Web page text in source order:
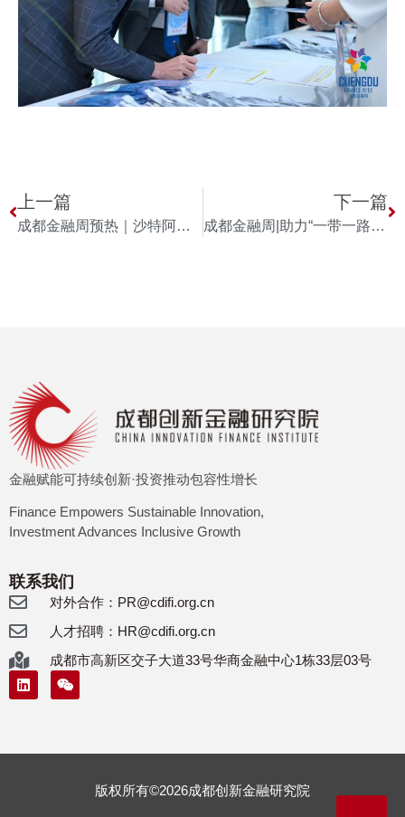
上一篇
成都金融周预热｜沙特阿拉伯系列活动
下一篇
成都金融周|助力“一带一路”金融服务，共塑西部金融中心发展新格局
金融赋能可持续创新·投资推动包容性增长
Finance Empowers Sustainable Innovation,
Investment Advances Inclusive Growth
联系我们
对外合作：PR@cdifi.org.cn
人才招聘：HR@cdifi.org.cn
成都市高新区交子大道33号华商金融中心1栋33层03号
版权所有©2026成都创新金融研究院